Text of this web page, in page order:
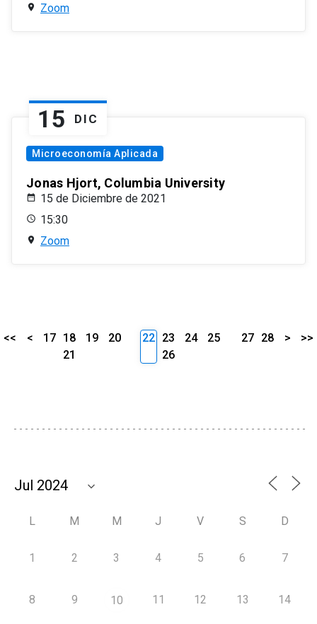
Zoom
15 DIC
Microeconomía Aplicada
Jonas Hjort, Columbia University
15 de Diciembre de 2021
15:30
Zoom
<< < 17 18 19
20
21
22 23 24
25
26
27 28 > >>
L M M J V S D
1 2 3 4 5 6 7
8 9 10 11 12 13 14